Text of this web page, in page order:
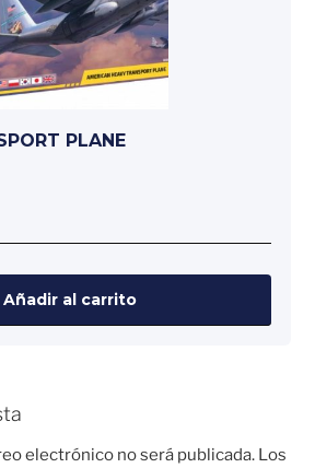
PLANE
Añadir al carrito
electrónico no será publicada. Los